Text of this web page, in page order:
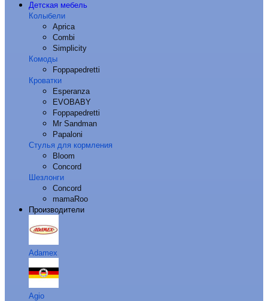
Детская мебель
Колыбели
Aprica
Combi
Simplicity
Комоды
Foppapedretti
Кроватки
Esperanza
EVOBABY
Foppapedretti
Mr Sandman
Papaloni
Стулья для кормления
Bloom
Concord
Шезлонги
Concord
mamaRoo
Производители
Adamex
Agio